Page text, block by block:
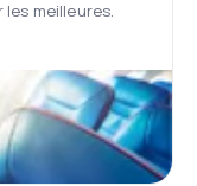
meilleures.